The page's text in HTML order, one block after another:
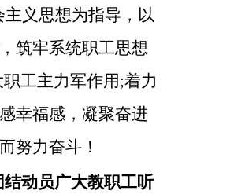
义思想为指导，以
筑牢系统职工思想
工主力军作用;着力
幸福感，凝聚奋进
努力奋斗！
动员广大教职工听